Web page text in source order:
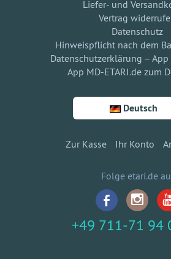
Liefer- und
Vertrag
Datenschutz
Hinweispflicht nach dem
Datenschutzerklärung – App
App MD-ETARI.de zum
Deutsch
Zur Kasse Ihr Konto
Folge etari.de
+49 711-71 94